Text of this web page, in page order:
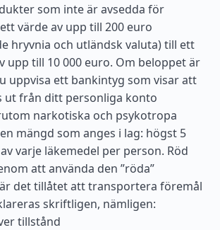
som inte är avsedda för
värde av upp till 200 euro
hryvnia och utländsk valuta) till ett
upp till 10 000 euro. Om beloppet är
uppvisa ett bankintyg som visar att
ut från ditt personliga konto
narkotiska och psykotropa
mängd som anges i lag: högst 5
varje läkemedel per person. Röd
att använda den ”röda”
det tillåtet att transportera föremål
skriftligen, nämligen:
tillstånd